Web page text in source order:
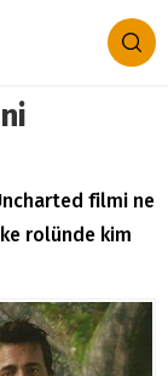
filmi ne
rolünde kim